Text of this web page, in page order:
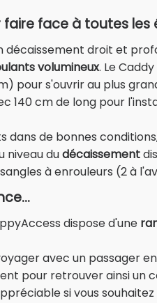
face à toutes les
décaissement droit et
volumineux. Le
pour s'ouvrir au plus
140 cm de long pour
dans de bonnes
niveau dudécaissement
à enrouleurs (2 à
dispose d'une
avec un passager
pour retrouver ainsi un
si vous